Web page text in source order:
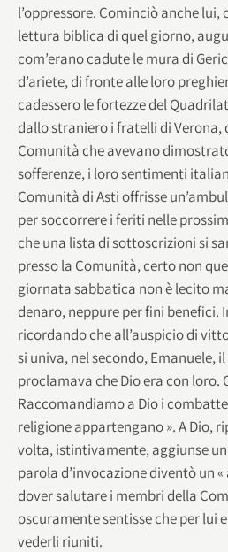
l’oppressore. Cominciò anche
lettura biblica di quel giorno,
com’erano cadute le mura di
d’ariete, di fronte alle loro
cadessero le fortezze del
dallo straniero i fratelli di Verona,
Comunità che avevano
sofferenze, i loro sentimenti
Comunità di Asti offrisse
per soccorrere i feriti nelle
che una lista di sottoscrizioni si
presso la Comunità, certo non
giornata sabbatica non è lecito
denaro, neppure per fini benefici.
ricordando che all’auspicio di
si univa, nel secondo, Emanuele,
proclamava che Dio era con loro.
Raccomandiamo a Dio i
religione appartengano ». A Dio,
volta, istintivamente, aggiunse
parola d’invocazione diventò un «
dover salutare i membri della
oscuramente sentisse che per lui
vederli riuniti.